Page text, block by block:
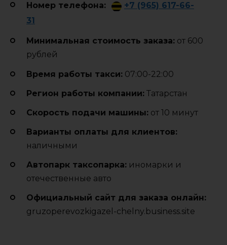
Номер телефона:
+7 (965) 617-66-
31
Минимальная стоимость заказа: от 600
рублей
Время работы такси: 07:00-22:00
Регион работы компании: Татарстан
Cкорость подачи машины: от 10 минут
Варианты оплаты для клиентов:
наличными
Автопарк таксопарка: иномарки и
отечественные авто
Официальный сайт для заказа онлайн:
gruzoperevozkigazel-chelny.business.site